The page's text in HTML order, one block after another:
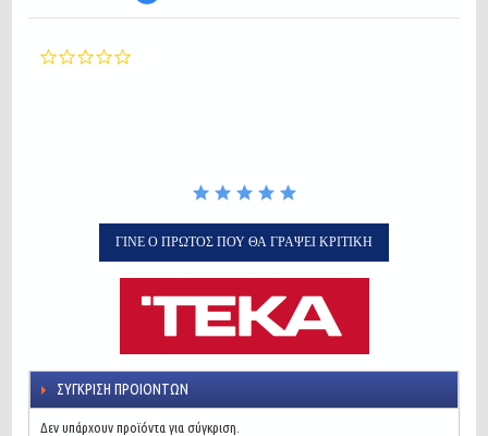
ΓΊΝΕ Ο ΠΡΏΤΟΣ ΠΟΥ ΘΑ ΓΡΆΨΕΙ ΚΡΙΤΙΚΉ
ΣΎΓΚΡΙΣΗ ΠΡΟΙΌΝΤΩΝ
Δεν υπάρχουν προϊόντα για σύγκριση.